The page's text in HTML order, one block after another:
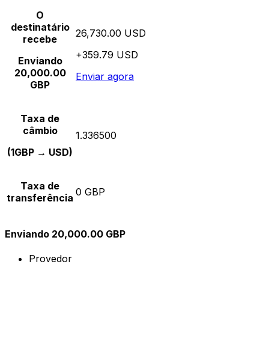
O
destinatário
recebe
Enviando
20,000.00
GBP
26,730.00 USD
+359.79 USD
Enviar agora
Taxa de
câmbio
(1GBP → USD)
1.336500
Taxa de
transferência 0 GBP
Enviando 20,000.00 GBP
Provedor